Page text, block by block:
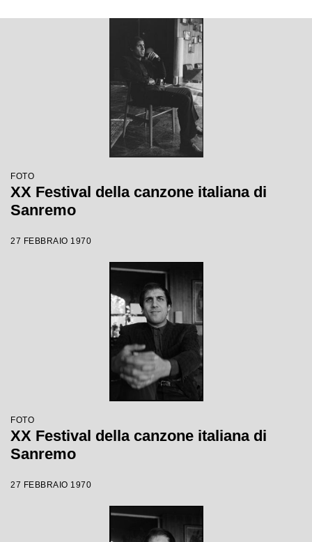
FOTO
XX Festival della canzone italiana di
Sanremo
27 FEBBRAIO 1970
FOTO
XX Festival della canzone italiana di
Sanremo
27 FEBBRAIO 1970